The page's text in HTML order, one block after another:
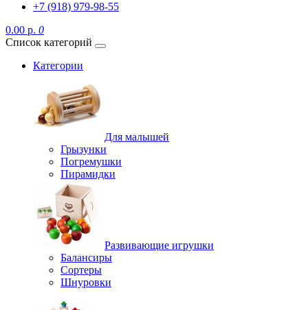
+7 (918) 979-98-55
0.00 р. 0
Список категорий
Категории
Для малышей
Грызунки
Погремушки
Пирамидки
Развивающие игрушки
Балансиры
Сортеры
Шнуровки